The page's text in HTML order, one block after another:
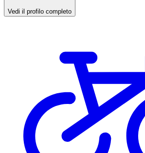
Vedi il profilo completo